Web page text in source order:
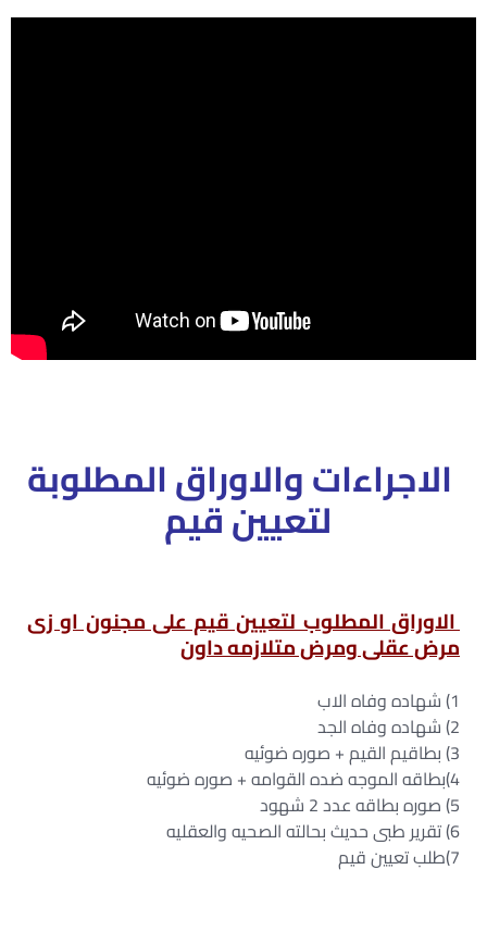
الاجراءات والاوراق المطلوبة
لتعيين قيم
الاوراق المطلوب لتعيين قيم على مجنون او زى
مرض عقلى ومرض متلازمه داون
1) شهاده وفاه الاب
2) شهاده وفاه الجد
3) بطاقيم القيم + صوره ضوئيه
4)بطاقه الموجه ضده القوامه + صوره ضوئيه
5) صوره بطاقه عدد 2 شهود
6) تقرير طبى حديث بحالته الصحيه والعقليه
7)طلب تعيين قيم